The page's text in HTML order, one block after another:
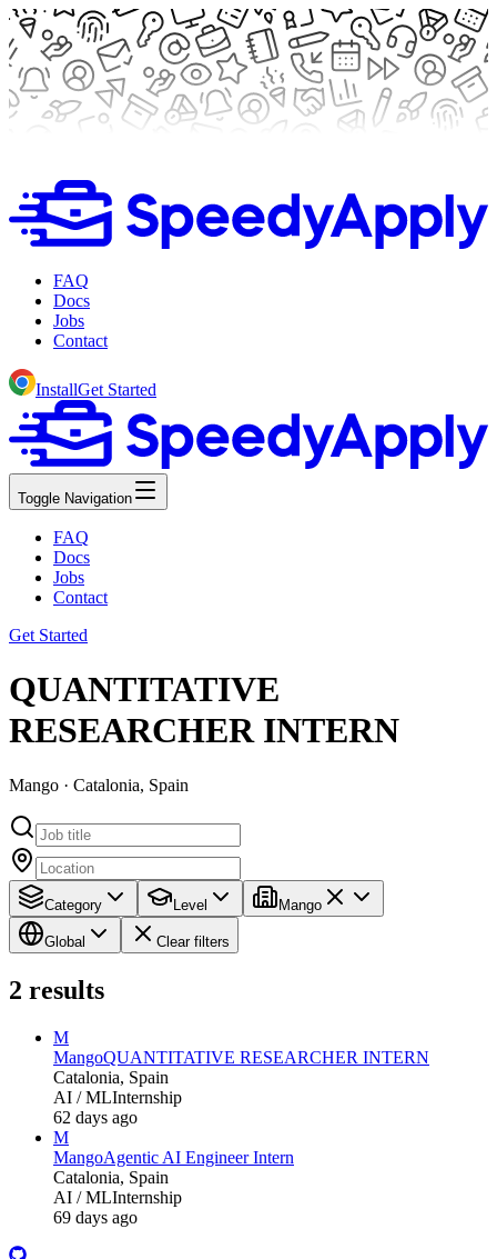
FAQ
Docs
Jobs
Contact
InstallGet Started
Toggle Navigation
FAQ
Docs
Jobs
Contact
Get Started
QUANTITATIVE
RESEARCHER INTERN
Mango · Catalonia, Spain
Category Level Mango
Global Clear filters
2 results
M
MangoQUANTITATIVE RESEARCHER INTERN
Catalonia, Spain
AI / MLInternship
62 days ago
M
MangoAgentic AI Engineer Intern
Catalonia, Spain
AI / MLInternship
69 days ago